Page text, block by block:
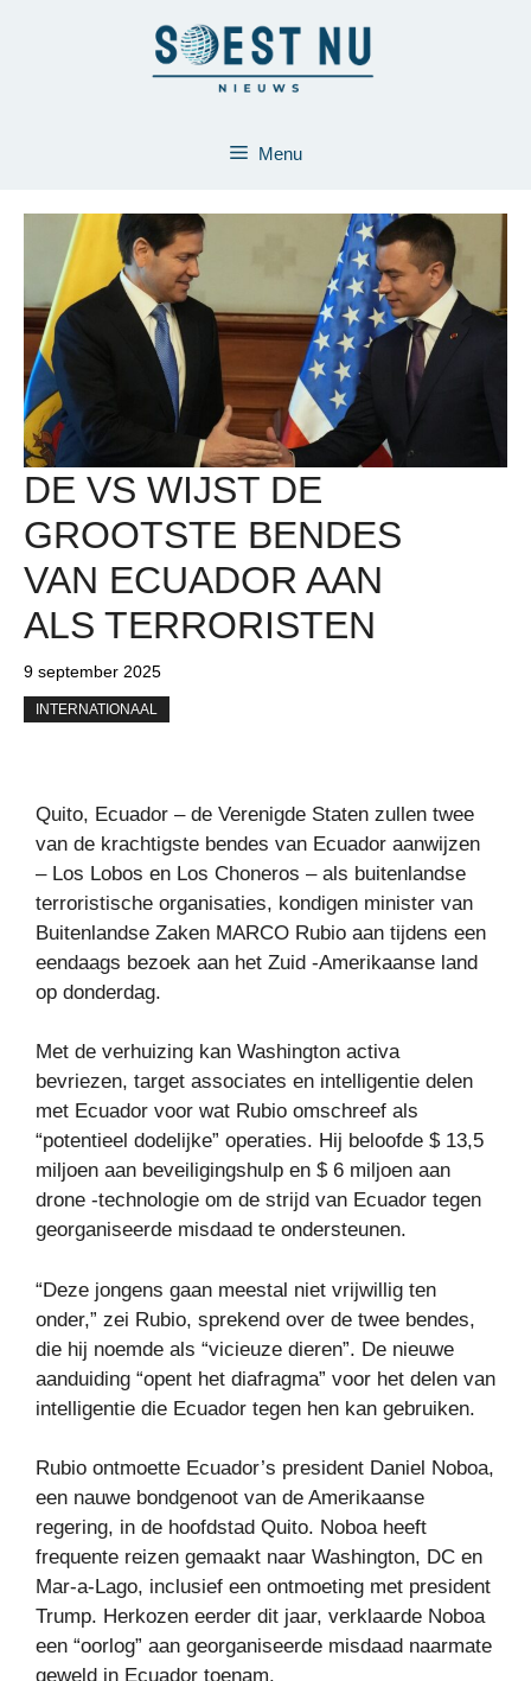
Menu
DE VS WIJST DE
GROOTSTE BENDES
VAN ECUADOR AAN
ALS TERRORISTEN
9 september 2025
INTERNATIONAAL
Quito, Ecuador – de Verenigde Staten zullen twee
van de krachtigste bendes van Ecuador aanwijzen
– Los Lobos en Los Choneros – als buitenlandse
terroristische organisaties, kondigen minister van
Buitenlandse Zaken MARCO Rubio aan tijdens een
eendaags bezoek aan het Zuid -Amerikaanse land
op donderdag.
Met de verhuizing kan Washington activa
bevriezen, target associates en intelligentie delen
met Ecuador voor wat Rubio omschreef als
“potentieel dodelijke” operaties. Hij beloofde $ 13,5
miljoen aan beveiligingshulp en $ 6 miljoen aan
drone -technologie om de strijd van Ecuador tegen
georganiseerde misdaad te ondersteunen.
“Deze jongens gaan meestal niet vrijwillig ten
onder,” zei Rubio, sprekend over de twee bendes,
die hij noemde als “vicieuze dieren”. De nieuwe
aanduiding “opent het diafragma” voor het delen van
intelligentie die Ecuador tegen hen kan gebruiken.
Rubio ontmoette Ecuador’s president Daniel Noboa,
een nauwe bondgenoot van de Amerikaanse
regering, in de hoofdstad Quito. Noboa heeft
frequente reizen gemaakt naar Washington, DC en
Mar-a-Lago, inclusief een ontmoeting met president
Trump. Herkozen eerder dit jaar, verklaarde Noboa
een “oorlog” aan georganiseerde misdaad naarmate
geweld in Ecuador toenam.